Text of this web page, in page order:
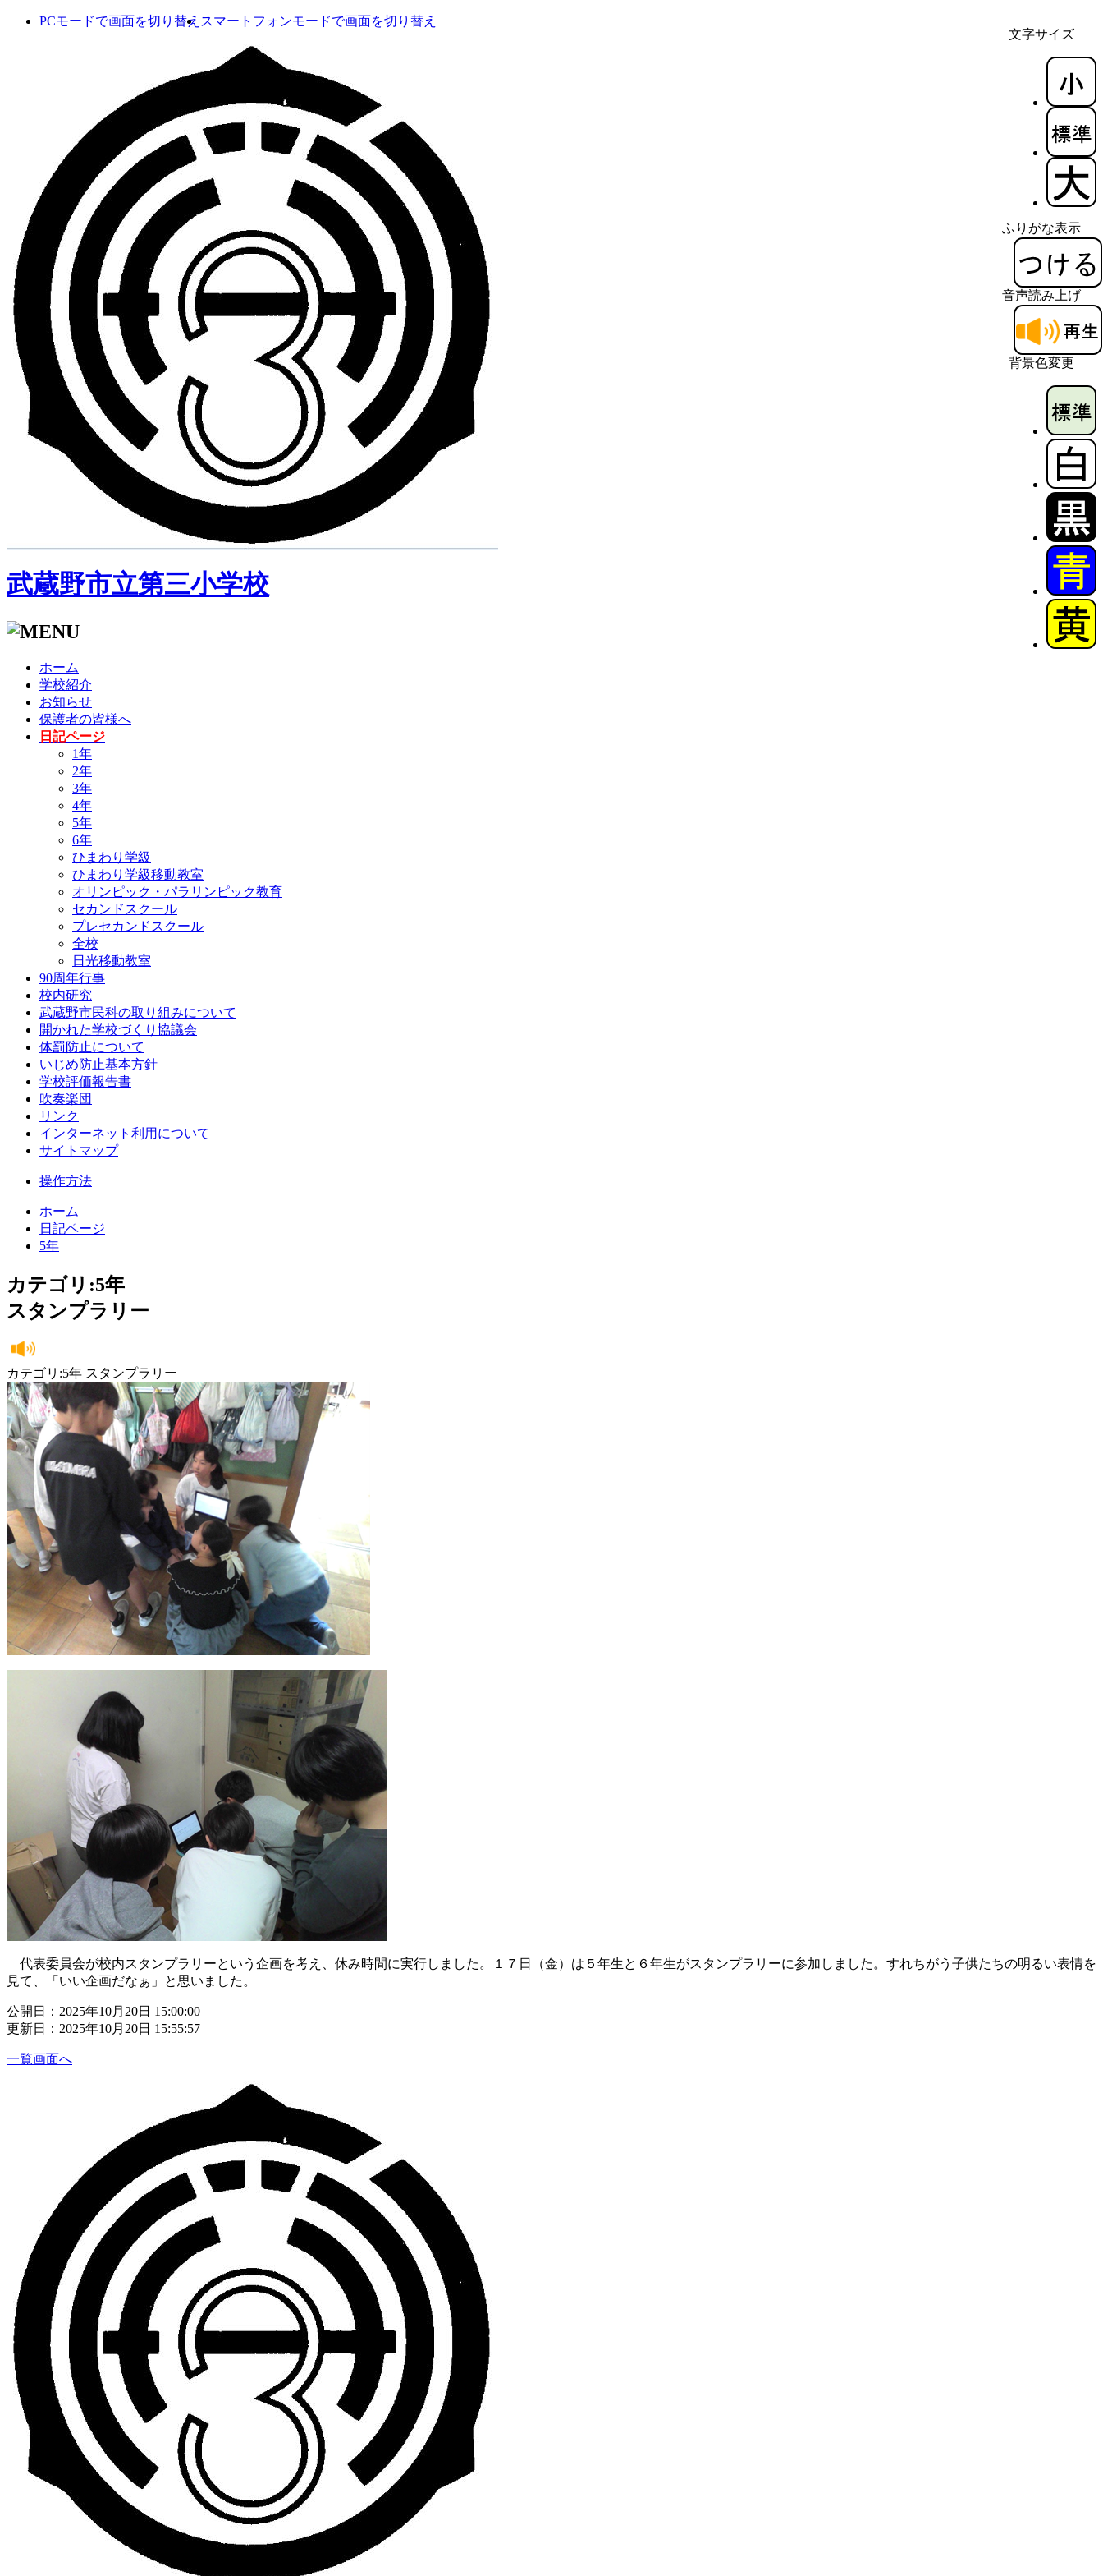
文字サイズ
ふりがな表示
音声読み上げ
背景色変更
PCモードで画面を切り替え スマートフォンモードで画面を切り替え
武蔵野市立第三小学校
ホーム
学校紹介
お知らせ
保護者の皆様へ
日記ページ
1年
2年
3年
4年
5年
6年
ひまわり学級
ひまわり学級移動教室
オリンピック・パラリンピック教育
セカンドスクール
プレセカンドスクール
全校
日光移動教室
90周年行事
校内研究
武蔵野市民科の取り組みについて
開かれた学校づくり協議会
体罰防止について
いじめ防止基本方針
学校評価報告書
吹奏楽団
リンク
インターネット利用について
サイトマップ
操作方法
ホーム
日記ページ
5年
カテゴリ:5年
スタンプラリー
カテゴリ:5年 スタンプラリー
代表委員会が校内スタンプラリーという企画を考え、休み時間に実行しました。１７日（金）は５年生と６年生がスタンプラリーに参加しました。すれちがう子供たちの明るい表情を
見て、「いい企画だなぁ」と思いました。
公開日：2025年10月20日 15:00:00
更新日：2025年10月20日 15:55:57
一覧画面へ